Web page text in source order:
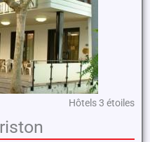
Hôtels 3 étoiles